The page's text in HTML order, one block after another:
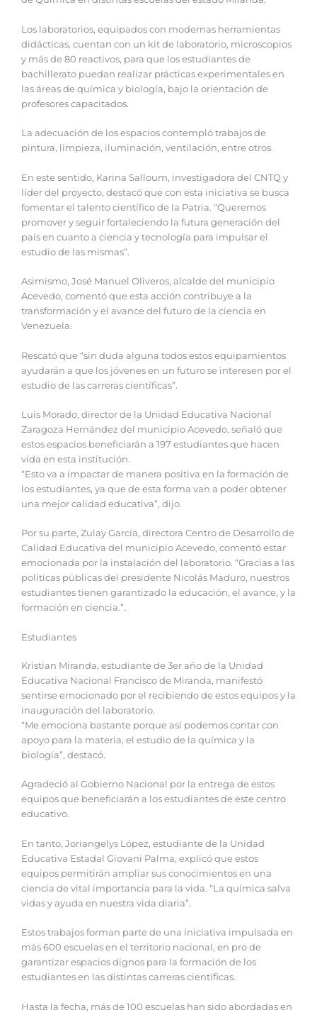
Los laboratorios, equipados con modernas herramientas
didácticas, cuentan con un kit de laboratorio, microscopios
y más de 80 reactivos, para que los estudiantes de
bachillerato puedan realizar prácticas experimentales en
las áreas de química y biología, bajo la orientación de
profesores capacitados.
La adecuación de los espacios contempló trabajos de
pintura, limpieza, iluminación, ventilación, entre otros.
En este sentido, Karina Salloum, investigadora del CNTQ y
líder del proyecto, destacó que con esta iniciativa se busca
fomentar el talento científico de la Patria. “Queremos
promover y seguir fortaleciendo la futura generación del
país en cuanto a ciencia y tecnología para impulsar el
estudio de las mismas”.
Asimismo, José Manuel Oliveros, alcalde del municipio
Acevedo, comentó que esta acción contribuye a la
transformación y el avance del futuro de la ciencia en
Venezuela.
Rescató que “sin duda alguna todos estos equipamientos
ayudarán a que los jóvenes en un futuro se interesen por el
estudio de las carreras científicas”.
Luis Morado, director de la Unidad Educativa Nacional
Zaragoza Hernández del municipio Acevedo, señaló que
estos espacios beneficiarán a 197 estudiantes que hacen
vida en esta institución.
“Esto va a impactar de manera positiva en la formación de
los estudiantes, ya que de esta forma van a poder obtener
una mejor calidad educativa”, dijo.
Por su parte, Zulay García, directora Centro de Desarrollo de
Calidad Educativa del municipio Acevedo, comentó estar
emocionada por la instalación del laboratorio. “Gracias a las
políticas públicas del presidente Nicolás Maduro, nuestros
estudiantes tienen garantizado la educación, el avance, y la
formación en ciencia.”.
Estudiantes
Kristian Miranda, estudiante de 3er año de la Unidad
Educativa Nacional Francisco de Miranda, manifestó
sentirse emocionado por el recibiendo de estos equipos y la
inauguración del laboratorio.
“Me emociona bastante porque así podemos contar con
apoyo para la materia, el estudio de la química y la
biología”, destacó.
Agradeció al Gobierno Nacional por la entrega de estos
equipos que beneficiarán a los estudiantes de este centro
educativo.
En tanto, Joriangelys López, estudiante de la Unidad
Educativa Estadal Giovani Palma, explicó que estos
equipos permitirán ampliar sus conocimientos en una
ciencia de vital importancia para la vida. “La química salva
vidas y ayuda en nuestra vida diaria”.
Estos trabajos forman parte de una iniciativa impulsada en
más 600 escuelas en el territorio nacional, en pro de
garantizar espacios dignos para la formación de los
estudiantes en las distintas carreras científicas.
Hasta la fecha, más de 100 escuelas han sido abordadas en